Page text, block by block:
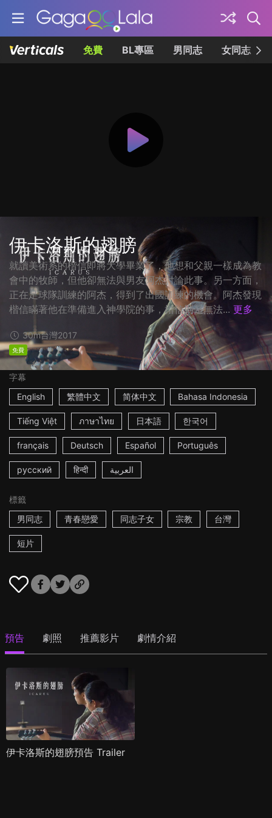
免費 BL專區 男同志 女同志
伊卡洛斯的翅膀
就讀美術系的楷信即將大學畢業了，他想和父親一樣成為教
會中的牧師，但他卻無法與男友阿杰討論此事。另一方面，
正在足球隊訓練的阿杰，得到了出國訓練的機會。阿杰發現
楷信瞞著他在準備進入神學院的事，楷信則是無法... 更多
30m台灣2017
免費
字幕
English
繁體中文 简体中文 Bahasa Indonesia
Tiếng Việt ภาษาไทย 日本語 한국어
français Deutsch Español Português
русский हिन्दी العربية
標籤
男同志
青春戀愛 同志子女 宗教 台灣
短片
預告 劇照 推薦影片 劇情介紹
伊卡洛斯的翅膀預告 Trailer